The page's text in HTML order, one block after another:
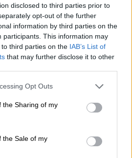
disclosed to third parties prior to
opt-out of the further
information by third parties on the
participants. This information may
third parties on the IAB’s List of
that may further disclose it to other
app uses one or more Google
usage behaviour. You may click to
Google and its third-party tags to
specified purposes in below Google
Opt Outs
the Sharing of my
the Sale of my
22:41
για τον τραγικό
Ζότα - Συγκινητικά
γκολκίπερ της
Ρουφάι